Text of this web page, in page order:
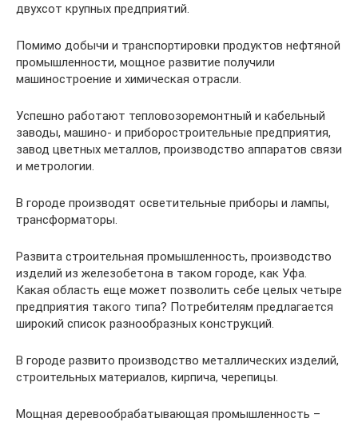
двухсот крупных предприятий.
Помимо добычи и транспортировки продуктов нефтяной
промышленности, мощное развитие получили
машиностроение и химическая отрасли.
Успешно работают тепловозоремонтный и кабельный
заводы, машино- и приборостроительные предприятия,
завод цветных металлов, производство аппаратов связи
и метрологии.
В городе производят осветительные приборы и лампы,
трансформаторы.
Развита строительная промышленность, производство
изделий из железобетона в таком городе, как Уфа.
Какая область еще может позволить себе целых четыре
предприятия такого типа? Потребителям предлагается
широкий список разнообразных конструкций.
В городе развито производство металлических изделий,
строительных материалов, кирпича, черепицы.
Мощная деревообрабатывающая промышленность –